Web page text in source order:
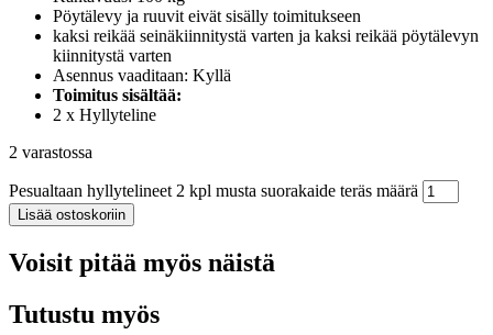
Pöytälevy ja ruuvit eivät sisälly toimitukseen
kaksi reikää seinäkiinnitystä varten ja kaksi reikää pöytälevyn
kiinnitystä varten
Asennus vaaditaan: Kyllä
Toimitus sisältää:
2 x Hyllyteline
2 varastossa
Pesualtaan hyllytelineet 2 kpl musta suorakaide teräs määrä
Lisää ostoskoriin
Voisit pitää myös näistä
Tutustu myös